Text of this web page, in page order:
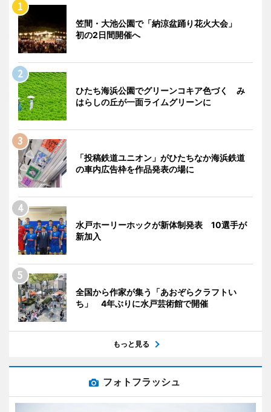
笠間・大池公園で「納涼盆踊り花火大会」
初の2日間開催へ
ひたち海浜公園でグリーンコキア色づく み
はらしの丘が一面ライムグリーンに
「投稿鉄道ユニオン」がひたちなか海浜鉄道
の車内広告枠を作品発表の場に
水戸ホーリーホックが新体制発表 10選手が
新加入
全国から作家が集う「あおぞらクラフトい
ち」 4年ぶりに水戸芸術館で開催
もっと見る
フォトフラッシュ